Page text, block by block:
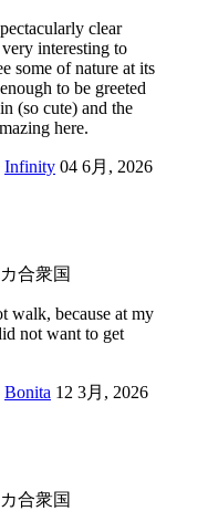
clear
interesting to
some of nature at its
to be greeted
(so cute) and the
here.
Infinity 04 6月, 2026
合衆国
walk, because at my
not want to get
Bonita 12 3月, 2026
合衆国